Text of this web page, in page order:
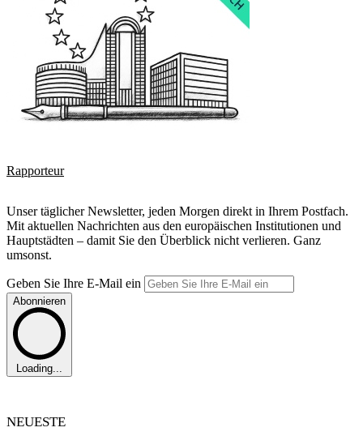
Rapporteur
Unser täglicher Newsletter, jeden Morgen direkt in Ihrem Postfach.
Mit aktuellen Nachrichten aus den europäischen Institutionen und
Hauptstädten – damit Sie den Überblick nicht verlieren. Ganz
umsonst.
Geben Sie Ihre E-Mail ein
Abonnieren
Loading...
NEUESTE